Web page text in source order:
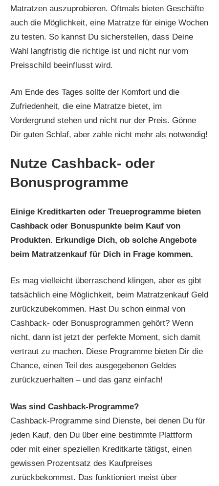
Matratzen auszuprobieren. Oftmals bieten Geschäfte
auch die Möglichkeit, eine Matratze für einige Wochen
zu testen. So kannst Du sicherstellen, dass Deine
Wahl langfristig die richtige ist und nicht nur vom
Preisschild beeinflusst wird.
Am Ende des Tages sollte der Komfort und die
Zufriedenheit, die eine Matratze bietet, im
Vordergrund stehen und nicht nur der Preis. Gönne
Dir guten Schlaf, aber zahle nicht mehr als notwendig!
Nutze Cashback- oder
Bonusprogramme
Einige Kreditkarten oder Treueprogramme bieten
Cashback oder Bonuspunkte beim Kauf von
Produkten. Erkundige Dich, ob solche Angebote
beim Matratzenkauf für Dich in Frage kommen.
Es mag vielleicht überraschend klingen, aber es gibt
tatsächlich eine Möglichkeit, beim Matratzenkauf Geld
zurückzubekommen. Hast Du schon einmal von
Cashback- oder Bonusprogrammen gehört? Wenn
nicht, dann ist jetzt der perfekte Moment, sich damit
vertraut zu machen. Diese Programme bieten Dir die
Chance, einen Teil des ausgegebenen Geldes
zurückzuerhalten – und das ganz einfach!
Was sind Cashback-Programme?
Cashback-Programme sind Dienste, bei denen Du für
jeden Kauf, den Du über eine bestimmte Plattform
oder mit einer speziellen Kreditkarte tätigst, einen
gewissen Prozentsatz des Kaufpreises
zurückbekommst. Das funktioniert meist über